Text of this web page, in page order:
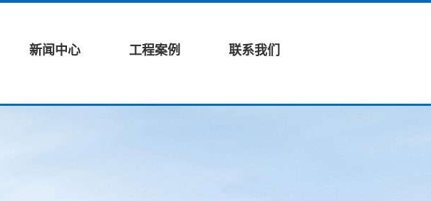
新闻中心 工程案例 联系我们